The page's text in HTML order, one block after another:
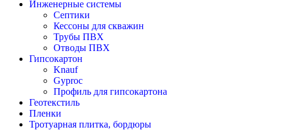
Инженерные системы
Септики
Кессоны для скважин
Трубы ПВХ
Отводы ПВХ
Гипсокартон
Knauf
Gyproc
Профиль для гипсокартона
Геотекстиль
Пленки
Тротуарная плитка, бордюры